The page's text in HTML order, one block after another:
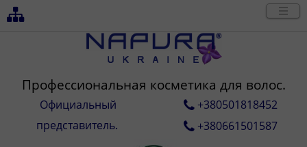
Профессиональная косметика для волос.
Официальный
представитель.
+380501818452
+380661501587